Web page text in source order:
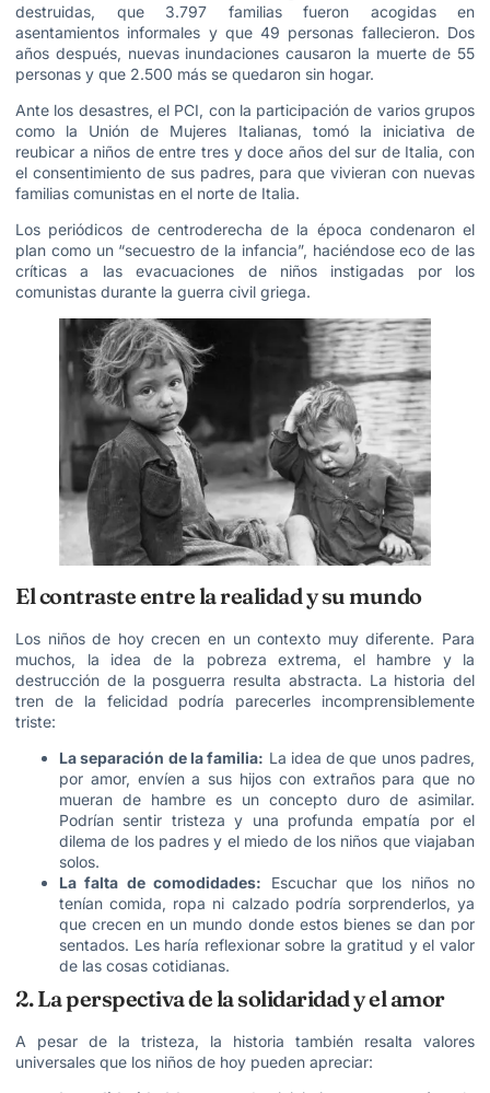
destruidas, que 3.797 familias fueron acogidas en
asentamientos informales y que 49 personas fallecieron. Dos
años después, nuevas inundaciones causaron la muerte de 55
personas y que 2.500 más se quedaron sin hogar.
Ante los desastres, el PCI, con la participación de varios grupos
como la Unión de Mujeres Italianas, tomó la iniciativa de
reubicar a niños de entre tres y doce años del sur de Italia, con
el consentimiento de sus padres, para que vivieran con nuevas
familias comunistas en el norte de Italia.
Los periódicos de centroderecha de la época condenaron el
plan como un “secuestro de la infancia”, haciéndose eco de las
críticas a las evacuaciones de niños instigadas por los
comunistas durante la guerra civil griega.
El contraste entre la realidad y su mundo
Los niños de hoy crecen en un contexto muy diferente. Para
muchos, la idea de la pobreza extrema, el hambre y la
destrucción de la posguerra resulta abstracta. La historia del
tren de la felicidad podría parecerles incomprensiblemente
triste:
La separación de la familia: La idea de que unos padres,
por amor, envíen a sus hijos con extraños para que no
mueran de hambre es un concepto duro de asimilar.
Podrían sentir tristeza y una profunda empatía por el
dilema de los padres y el miedo de los niños que viajaban
solos.
La falta de comodidades: Escuchar que los niños no
tenían comida, ropa ni calzado podría sorprenderlos, ya
que crecen en un mundo donde estos bienes se dan por
sentados. Les haría reflexionar sobre la gratitud y el valor
de las cosas cotidianas.
2. La perspectiva de la solidaridad y el amor
A pesar de la tristeza, la historia también resalta valores
universales que los niños de hoy pueden apreciar: